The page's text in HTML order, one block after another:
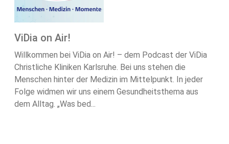
ViDia on Air!
Willkommen bei ViDia on Air! – dem Podcast der ViDia
Christliche Kliniken Karlsruhe. Bei uns stehen die
Menschen hinter der Medizin im Mittelpunkt. In jeder
Folge widmen wir uns einem Gesundheitsthema aus
dem Alltag. „Was bed...